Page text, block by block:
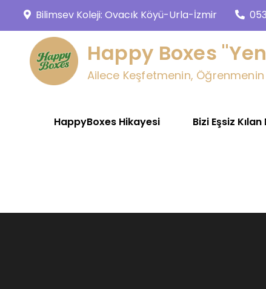
content
Bilimsev Koleji: Ovacık Köyü-Urla-İzmir
Happy Boxes
Ailece Keşfetmenin,
HappyBoxes Hikayesi Bizi Eşsiz